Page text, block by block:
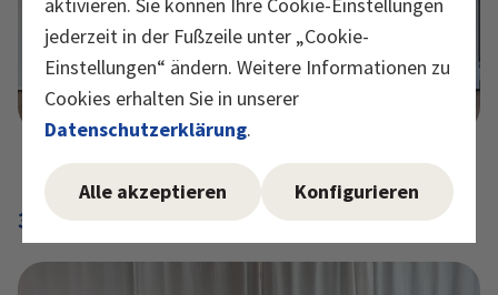
jederzeit in der Fußzeile unter „Cookie-
Einstellungen“ ändern. Weitere Informationen zu
Cookies erhalten Sie in unserer
Datenschutzerklärung.
Alle akzeptieren Konfigurieren
3. Child Pose